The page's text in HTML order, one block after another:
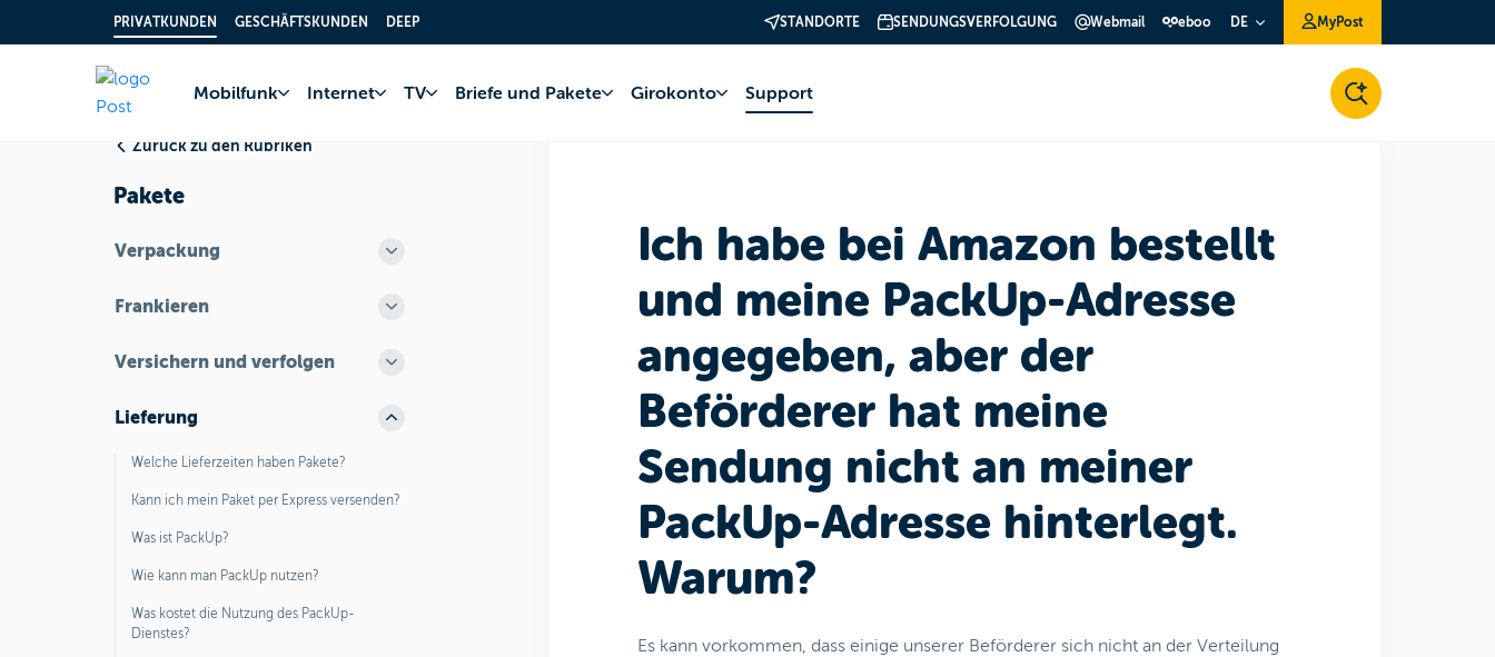
PRIVATKUNDEN GESCHÄFTSKUNDEN DEEP STANDORTE SENDUNGSVERFOLGUNG Webmail eboo DE MyPost
Mobilfunk Internet TV Briefe und Pakete Girokonto Support
Zurück zu den Rubriken
Pakete
Verpackung
Frankieren
Versichern und verfolgen
Lieferung
Welche Lieferzeiten haben Pakete?
Kann ich mein Paket per Express versenden?
Was ist PackUp?
Wie kann man PackUp nutzen?
Was kostet die Nutzung des PackUp-
Dienstes?
Ich habe bei Amazon bestellt
und meine PackUp-Adresse
angegeben, aber der
Beförderer hat meine
Sendung nicht an meiner
PackUp-Adresse hinterlegt.
Warum?
Es kann vorkommen, dass einige unserer Beförderer sich nicht an der Verteilung